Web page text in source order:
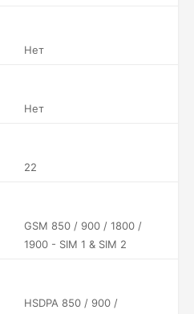
Нет
Нет
22
GSM 850 / 900 / 1800 /
1900 - SIM 1 & SIM 2
HSDPA 850 / 900 /